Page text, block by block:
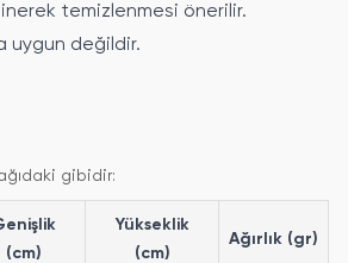
temizlenmesi önerilir.
uygun değildir.
gibidir:
(cm)
Yükseklik
(cm)
Ağırlık (gr)